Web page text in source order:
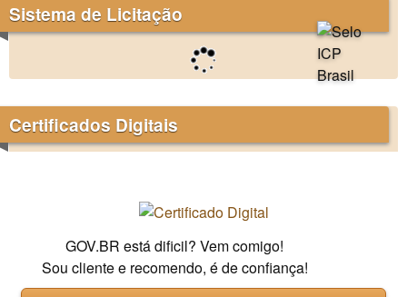
Sistema de Licitação
Certificados Digitais
GOV.BR está dificil? Vem comigo!
Sou cliente e recomendo, é de confiança!